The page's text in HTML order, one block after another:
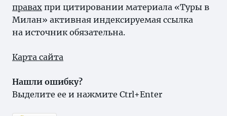
правах при цитировании материала «Туры в
Милан» активная индексируемая ссылка
на источник обязательна.
Карта сайта
Нашли ошибку?
Выделите ее и нажмите Ctrl+Enter